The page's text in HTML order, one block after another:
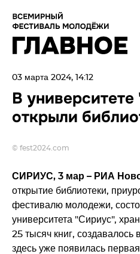
03 марта 2024, 14:12
В
открыли
© fest2024.com
СИРИУС, 3 мар – РИА
открытие библиотеки,
фестивалю молодежи,
университета "Сириус",
25 тысяч книг, создавалось
здесь уже появилась